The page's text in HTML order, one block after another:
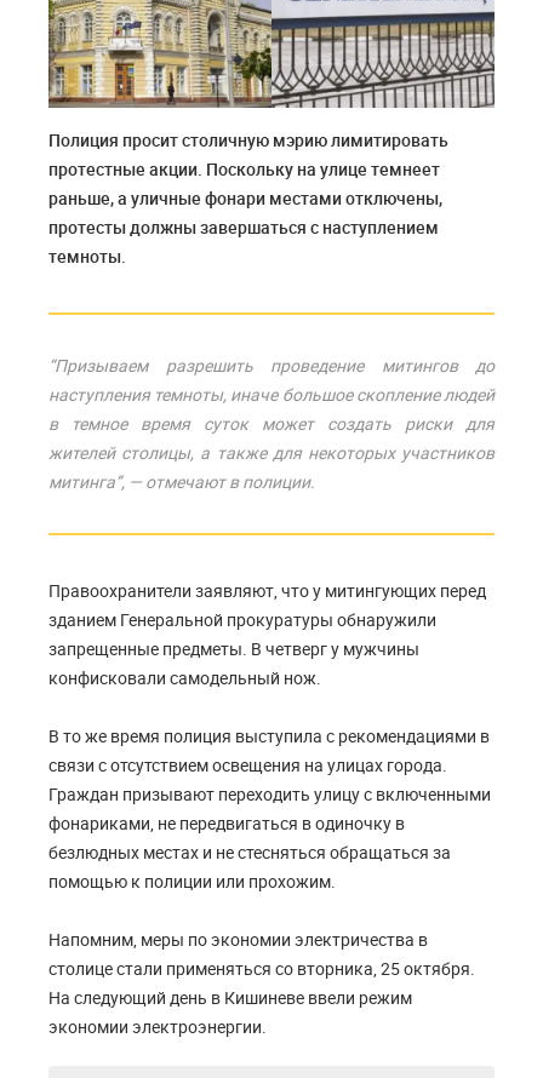
Полиция просит столичную мэрию лимитировать
протестные акции. Поскольку на улице темнеет
раньше, а уличные фонари местами отключены,
протесты должны завершаться с наступлением
темноты.
“Призываем разрешить проведение митингов до
наступления темноты, иначе большое скопление людей
в темное время суток может создать риски для
жителей столицы, а также для некоторых участников
митинга”, — отмечают в полиции.
Правоохранители заявляют, что у митингующих перед
зданием Генеральной прокуратуры обнаружили
запрещенные предметы. В четверг у мужчины
конфисковали самодельный нож.
В то же время полиция выступила с рекомендациями в
связи с отсутствием освещения на улицах города.
Граждан призывают переходить улицу с включенными
фонариками, не передвигаться в одиночку в
безлюдных местах и не стесняться обращаться за
помощью к полиции или прохожим.
Напомним, меры по экономии электричества в
столице стали применяться со вторника, 25 октября.
На следующий день в Кишиневе ввели режим
экономии электроэнергии.